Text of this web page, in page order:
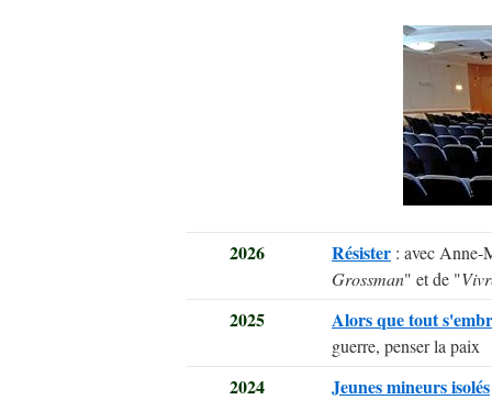
2026 Résister : avec Anne-
Grossman" et de "
2025 Alors que tout
guerre, penser la paix
2024 Jeunes mineurs isolés